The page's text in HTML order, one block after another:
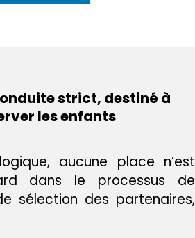
strict, destiné à
les enfants
aucune place n’est
dans le processus de
sélection des partenaires,